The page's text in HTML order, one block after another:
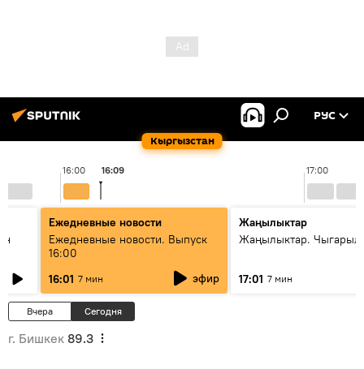
Кыргызстан
РУС
16:00 17:00
16:09
Ежедневные новости
Ежедневные новости. Выпуск
16:00
16:01 7 мин эфир
Жаңылыктар
Жаңылыктар.
17:01 7 мин
Вчера Сегодня
г. Бишкек 89.3